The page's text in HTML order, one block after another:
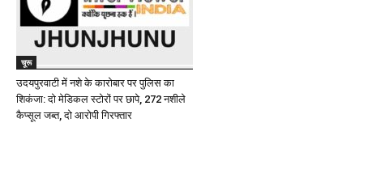
चूरू
उदयपुरवाटी में नशे के कारोबार पर पुलिस का
शिकंजा: दो मेडिकल स्टोरों पर छापे, 272 नशीले
कैप्सूल जब्त, दो आरोपी गिरफ्तार